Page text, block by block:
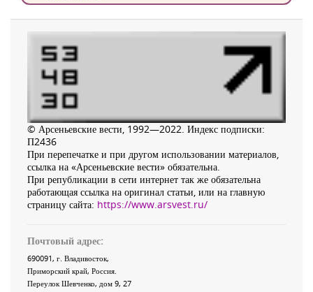
© Арсеньевские вести, 1992—2022. Индекс подписки:
П2436
При перепечатке и при другом использовании материалов,
ссылка на «Арсеньевские вести» обязательна.
При републикации в сети интернет так же обязательна
работающая ссылка на оригинал статьи, или на главную
страницу сайта: https://www.arsvest.ru/
Почтовый адрес:
690091, г. Владивосток,
Приморский край, Россия
Переулок Шевченко, дом 9, 27